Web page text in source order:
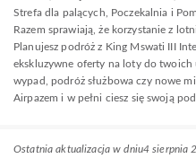
Strefa dla palących, Poczekalnia i
Razem sprawiają, że korzystanie z
Planujesz podróż z King Mswati III
ekskluzywne oferty na loty do
wypad, podróż służbowa czy nowe
Airpazem i w pełni ciesz się swoją
Ostatnia aktualizacja w dniu4 sierpnia